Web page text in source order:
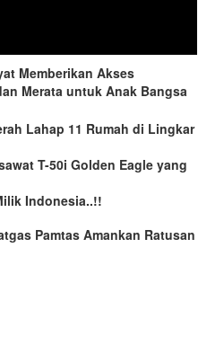
Memberikan Akses
Merata untuk Anak Bangsa
Lahap 11 Rumah di Lingkar
T-50i Golden Eagle yang
Indonesia..!!
Pamtas Amankan Ratusan